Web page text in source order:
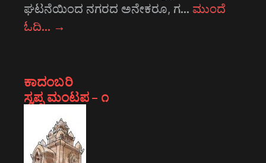
ಘಟನೆಯಿಂದ ನಗರದ ಅನೇಕರೂ, ಗ… ಮುಂದೆ
ಓದಿ… →
ಕಾದಂಬರಿ
ಸ್ವಪ್ನ ಮಂಟಪ – ೧